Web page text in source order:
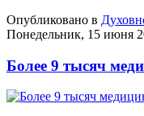
Опубликовано в
Понедельник, 15 июня
Более 9 тысяч